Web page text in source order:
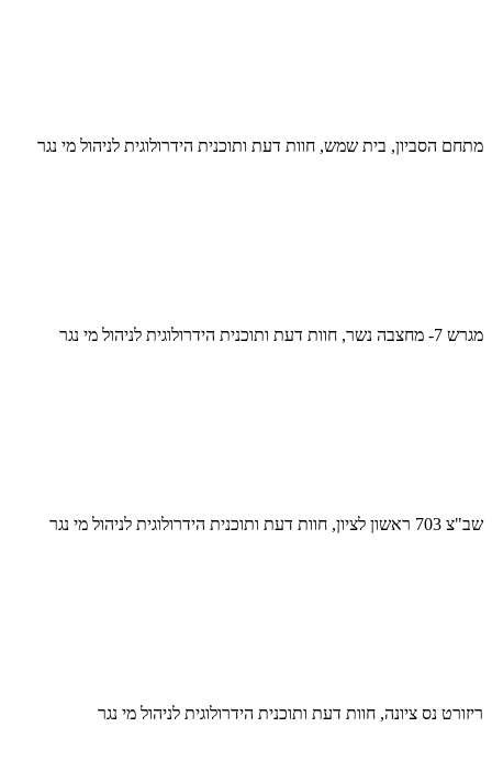
מתחם הסביון, בית שמש, חוות דעת ותוכנית הידרולוגית לניהול מי נגר
מגרש 7- מחצבה נשר, חוות דעת ותוכנית הידרולוגית לניהול מי נגר
שב"צ 703 ראשון לציון, חוות דעת ותוכנית הידרולוגית לניהול מי נגר
ריזורט נס ציונה, חוות דעת ותוכנית הידרולוגית לניהול מי נגר